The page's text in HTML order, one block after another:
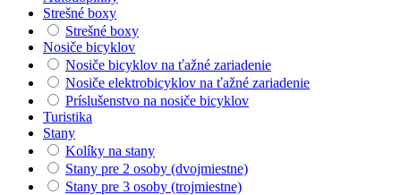
Strešné boxy
Strešné boxy
Nosiče bicyklov
Nosiče bicyklov na ťažné zariadenie
Nosiče elektrobicyklov na ťažné zariadenie
Príslušenstvo na nosiče bicyklov
Turistika
Stany
Kolíky na stany
Stany pre 2 osoby (dvojmiestne)
Stany pre 3 osoby (trojmiestne)